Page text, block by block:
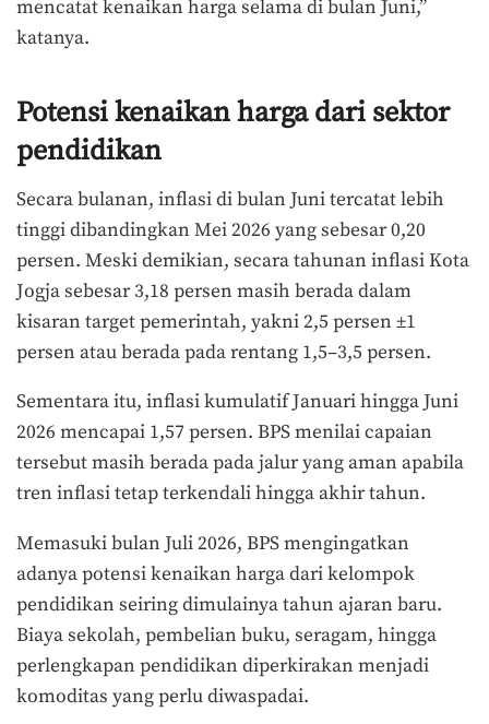
mencatat kenaikan harga selama di bulan Juni,”
katanya.
Potensi kenaikan harga dari sektor
pendidikan
Secara bulanan, inflasi di bulan Juni tercatat lebih
tinggi dibandingkan Mei 2026 yang sebesar 0,20
persen. Meski demikian, secara tahunan inflasi Kota
Jogja sebesar 3,18 persen masih berada dalam
kisaran target pemerintah, yakni 2,5 persen ±1
persen atau berada pada rentang 1,5–3,5 persen.
Sementara itu, inflasi kumulatif Januari hingga Juni
2026 mencapai 1,57 persen. BPS menilai capaian
tersebut masih berada pada jalur yang aman apabila
tren inflasi tetap terkendali hingga akhir tahun.
Memasuki bulan Juli 2026, BPS mengingatkan
adanya potensi kenaikan harga dari kelompok
pendidikan seiring dimulainya tahun ajaran baru.
Biaya sekolah, pembelian buku, seragam, hingga
perlengkapan pendidikan diperkirakan menjadi
komoditas yang perlu diwaspadai.